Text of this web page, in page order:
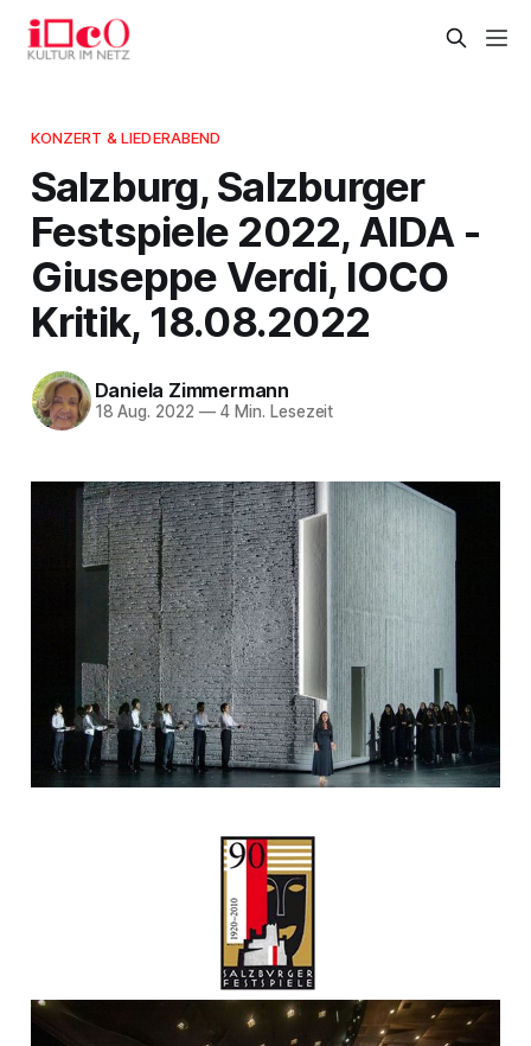
KONZERT & LIEDERABEND
Salzburg, Salzburger
Festspiele 2022, AIDA -
Giuseppe Verdi, IOCO
Kritik, 18.08.2022
Daniela Zimmermann
18 Aug. 2022 —4 Min. Lesezeit